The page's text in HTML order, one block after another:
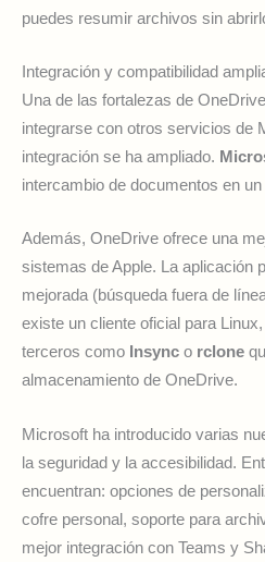
puedes resumir archivos sin
Integración y compatibilidad
Una de las fortalezas de
integrarse con otros servicios de
integración se ha ampliado.
intercambio de documentos en
Además, OneDrive ofrece una
sistemas de Apple. La aplicación
mejorada (búsqueda fuera de
existe un cliente oficial para
terceros como Insync o rclone
almacenamiento de OneDrive.
Microsoft ha introducido varias
la seguridad y la accesibilidad.
encuentran: opciones de
cofre personal, soporte para
mejor integración con Teams y